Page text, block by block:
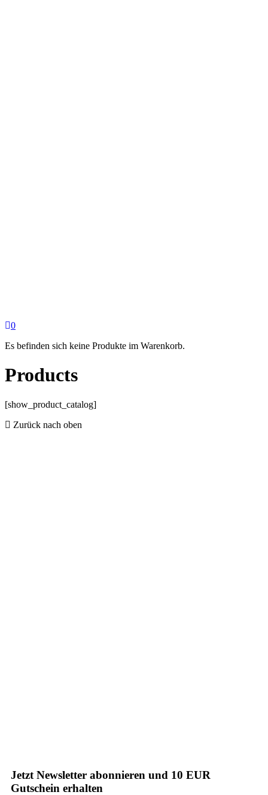
0
Es befinden sich keine Produkte im Warenkorb.
Products
[show_product_catalog]
Zurück nach oben
Jetzt Newsletter abonnieren und 10 EUR
Gutschein erhalten